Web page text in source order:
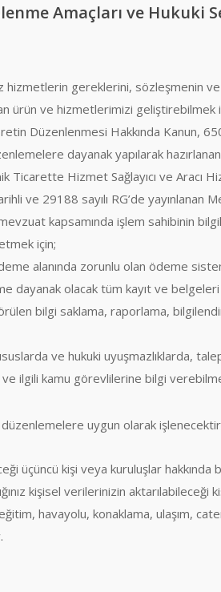
Amaçları ve Hukuki
hizmetlerin gereklerini, sözleşmenin
ürün ve hizmetlerimizi geliştirebilmek
Düzenlenmesi Hakkında Kanun,
dayanak yapılarak
Ticarette Hizmet Sağlayıcı ve Aracı
ve 29188 sayılı RG’de yayınlanan
kapsamında işlem sahibinin
için;
alanında zorunlu olan ödeme
dayanak olacak tüm kayıt ve
bilgi saklama, raporlama,
ve hukuki uyuşmazlıklarda,
ve ilgili kamu görevlilerine bilgi
düzenlemelere uygun olarak
üçüncü kişi veya kuruluşlar
kişisel verilerinizin aktarılabileceği
havayolu, konaklama, ulaşım,